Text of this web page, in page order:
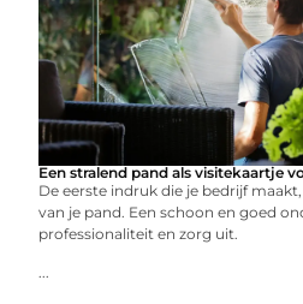
Een stralend pand als visitekaartje
De eerste indruk die je bedrijf
van je pand. Een schoon en goed
professionaliteit en zorg uit.
...